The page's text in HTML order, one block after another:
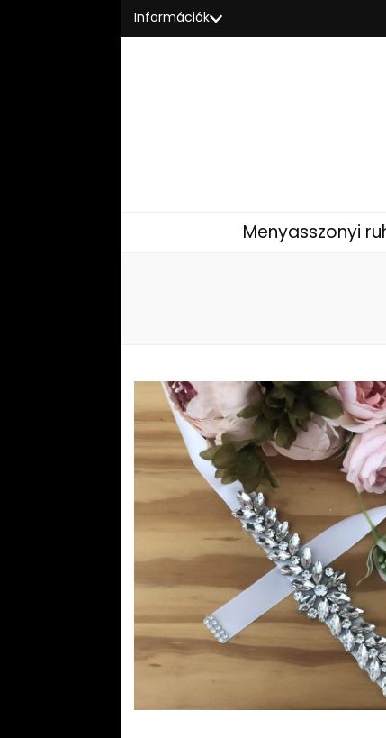
Információk
Menyasszonyi